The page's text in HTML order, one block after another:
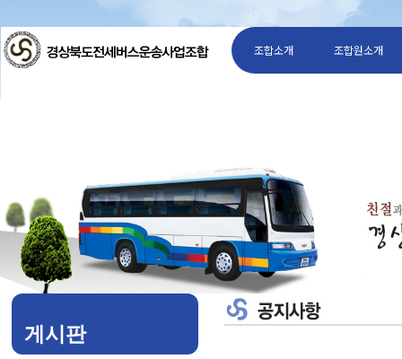
조합소개 조합원소개
게시판